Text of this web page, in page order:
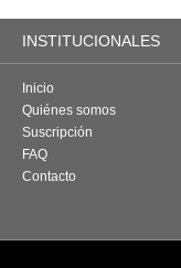
INSTITUCIONALES
Inicio
Quiénes somos
Suscripción
FAQ
Contacto